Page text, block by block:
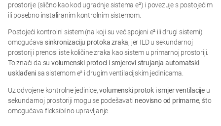
prostorije (slično kao kod ugradnje sistema e²) i povezuje s postojećim
ili posebno instaliranim kontrolnim sistemom.
Postojeći kontrolni sistem (na koji su već spojeni e² ili drugi sistemi)
omogućava sinkronizaciju protoka zraka, jer ILD u sekundarnoj
prostoriji prenosi iste količine zraka kao sistem u primarnoj prostoriji.
To znači da su volumenski protoci i smjerovi strujanja automatski
usklađeni sa sistemom e² i drugim ventilacijskim jedinicama.
Uz odvojene kontrolne jedinice,volumenski protok i smjer ventilacijeu
sekundarnoj prostoriji mogu se podešavati neovisno od primarne, što
omogućava fleksibilno upravljanje.